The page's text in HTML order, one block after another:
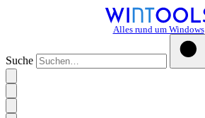
Alles rund um Windows
Suche